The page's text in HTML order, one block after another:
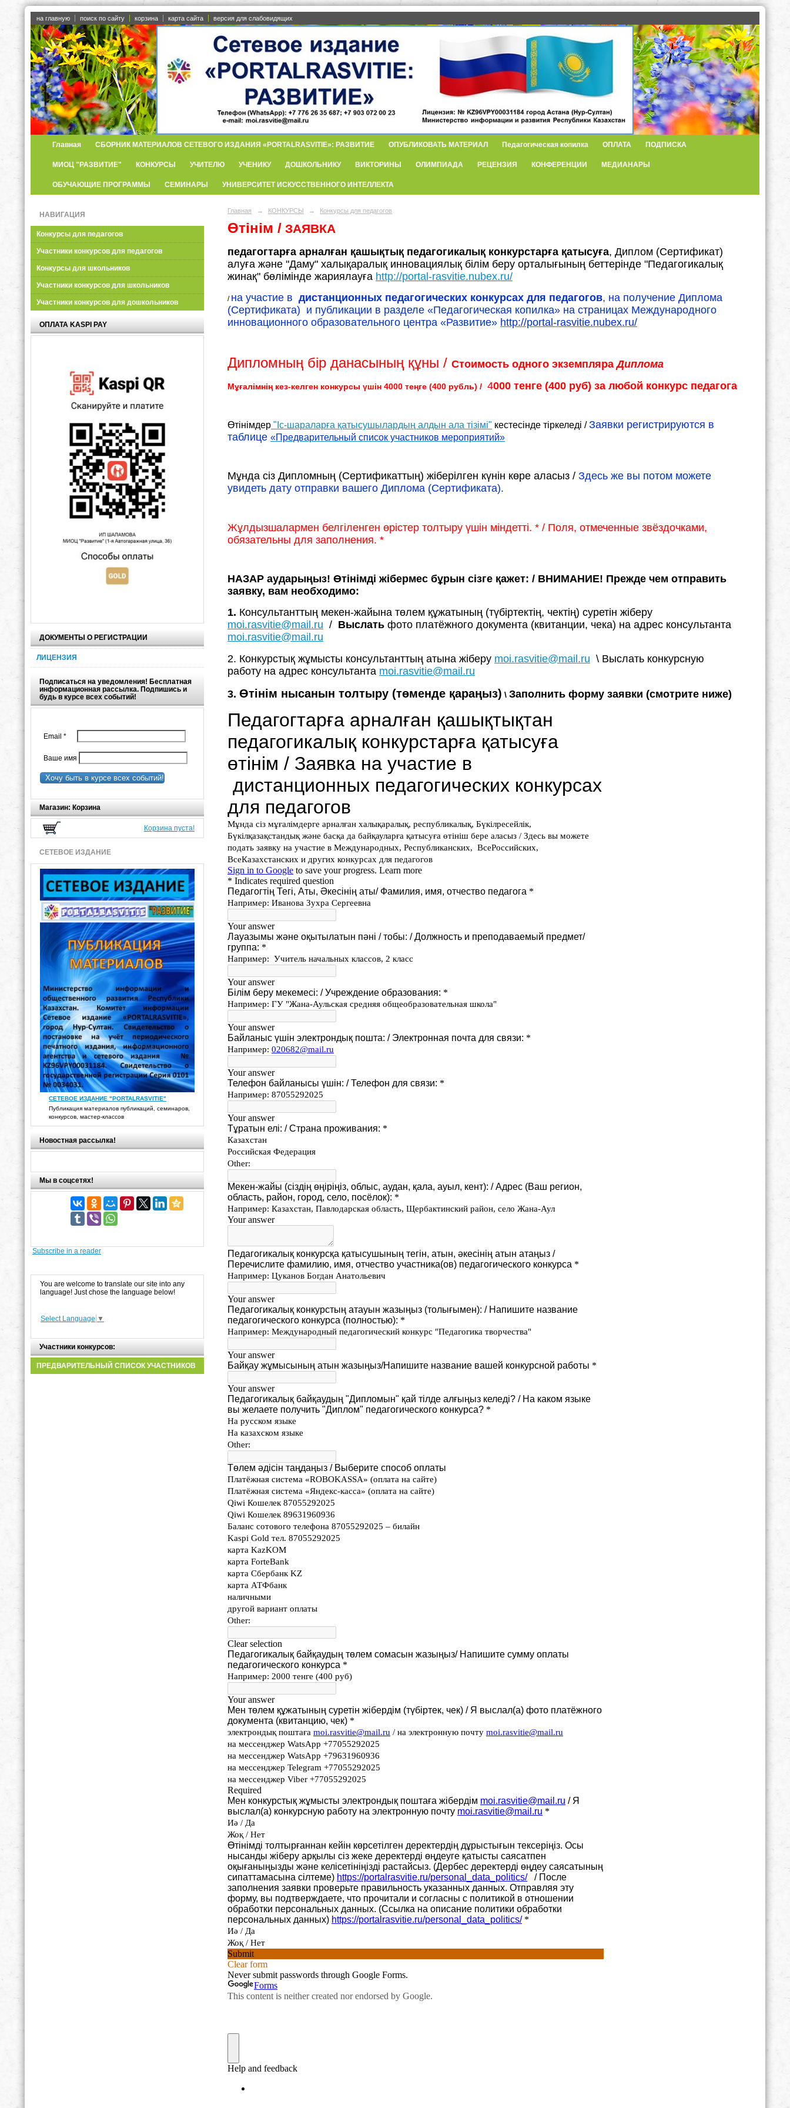
на главную поиск по сайту корзина карта сайта версия для слабовидящих
Главная СБОРНИК МАТЕРИАЛОВ СЕТЕВОГО ИЗДАНИЯ «PORTALRASVITIE»: РАЗВИТИЕ ОПУБЛИКОВАТЬ МАТЕРИАЛ Педагогическая копилка ОПЛАТА ПОДПИСКА
МИОЦ "РАЗВИТИЕ" КОНКУРСЫ УЧИТЕЛЮ УЧЕНИКУ ДОШКОЛЬНИКУ ВИКТОРИНЫ ОЛИМПИАДА РЕЦЕНЗИЯ КОНФЕРЕНЦИИ МЕДИАНАРЫ
ОБУЧАЮЩИЕ ПРОГРАММЫ СЕМИНАРЫ УНИВЕРСИТЕТ ИСКУССТВЕННОГО ИНТЕЛЛЕКТА
НАВИГАЦИЯ
Конкурсы для педагогов
Участники конкурсов для педагогов
Конкурсы для школьников
Участники конкурсов для школьников
Участники конкурсов для дошкольников
ОПЛАТА KASPI PAY
ДОКУМЕНТЫ О РЕГИСТРАЦИИ
ЛИЦЕНЗИЯ
Подписаться на уведомления! Бесплатная
информационная рассылка. Подпишись и
будь в курсе всех событий!
Email *
Ваше имя
Хочу быть в курсе всех событий!
Магазин: Корзина
Корзина пуста!
СЕТЕВОЕ ИЗДАНИЕ
СЕТЕВОЕ ИЗДАНИЕ "PORTALRASVITIE"
Публикация материалов публикаций, семинаров,
конкурсов, мастер-классов
Новостная рассылка!
Мы в соцсетях!
Subscribe in a reader
You are welcome to translate our site into any
language! Just chose the language below!
Select Language ▼
Участники конкурсов:
ПРЕДВАРИТЕЛЬНЫЙ СПИСОК УЧАСТНИКОВ
Главная → КОНКУРСЫ → Конкурсы для педагогов
Өтінім / ЗАЯВКА
педагогтарға арналған қашықтық педагогикалық конкурстарға қатысуға, Диплом (Сертификат)
алуға және "Даму" халықаралық инновациялық білім беру орталығының беттерінде "Педагогикалық
жинақ" бөлімінде жариялауға http://portal-rasvitie.nubex.ru/
/ на участие в дистанционных педагогических конкурсах для педагогов, на получение Диплома
(Сертификата) и публикации в разделе «Педагогическая копилка» на страницах Международного
инновационного образовательного центра «Развитие» http://portal-rasvitie.nubex.ru/
Дипломның бір данасының құны / Стоимость одного экземпляраДиплома
Мұғалімнің кез-келген конкурсы үшін 4000 теңге (400 рубль) / 4000 тенге (400 руб) за любой конкурс педагога
Өтінімдер "Іс-шараларға қатысушылардың алдын ала тізімі" кестесінде тіркеледі /Заявки регистрируются в
таблице «Предварительный список участников мероприятий»
Мұнда сіз Дипломның (Сертификаттың) жіберілген күнін көре аласыз / Здесь же вы потом можете
увидеть дату отправки вашего Диплома (Сертификата).
Жұлдызшалармен белгіленген өрістер толтыру үшін міндетті. * / Поля, отмеченные звёздочками,
обязательны для заполнения. *
НАЗАР аударыңыз! Өтінімді жібермес бұрын сізге қажет: / ВНИМАНИЕ! Прежде чем отправить
заявку, вам необходимо:
1. Консультанттың мекен-жайына төлем құжатының (түбіртектің, чектің) суретін жіберу
moi.rasvitie@mail.ru / Выслать фото платёжного документа (квитанции, чека) на адрес консультанта
moi.rasvitie@mail.ru
2. Конкурстық жұмысты консультанттың атына жіберу moi.rasvitie@mail.ru \ Выслать конкурсную
работу на адрес консультанта moi.rasvitie@mail.ru
3. Өтінім нысанын толтыру (төменде қараңыз) \ Заполнить форму заявки (смотрите ниже)